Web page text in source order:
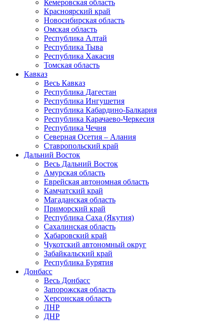
Кемеровская область
Красноярский край
Новосибирская область
Омская область
Республика Алтай
Республика Тыва
Республика Хакасия
Томская область
Кавказ
Весь Кавказ
Республика Дагестан
Республика Ингушетия
Республика Кабардино-Балкария
Республика Карачаево-Черкесия
Республика Чечня
Северная Осетия – Алания
Ставропольский край
Дальний Восток
Весь Дальний Восток
Амурская область
Еврейская автономная область
Камчатский край
Магаданская область
Приморский край
Республика Саха (Якутия)
Сахалинская область
Хабаровский край
Чукотский автономный округ
Забайкальский край
Республика Бурятия
Донбасс
Весь Донбасс
Запорожская область
Херсонская область
ЛНР
ДНР